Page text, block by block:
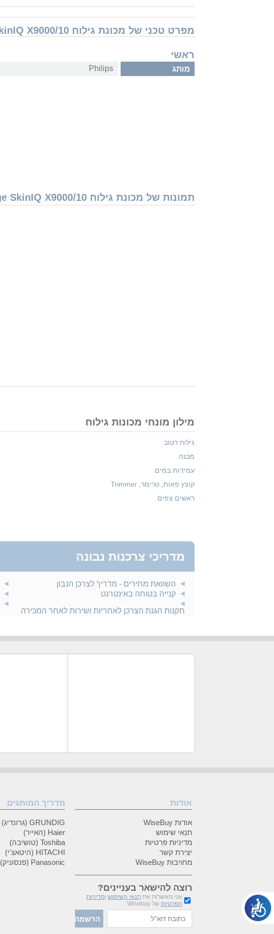
מפרט טכני של מכונת גילוח Philips i9000 Prestige SkinIQ X9000/10 פיליפס
ראשי
מותג Philips
תמונות של מכונת גילוח Philips i9000 Prestige SkinIQ X9000/10 פיליפס
מילון מונחי מכונות גילוח
גילוח רטוב
מבנה
עמידות במים
קוצץ פאות, טרימר, Trimmer
ראשים צפים
מדריכי צרכנות נבונה
השוואת מחירים - מדריך לצרכן הנבון
קנייה בטוחה באינטרנט
תקנות הגנת הצרכן לאחריות ושירות לאחר המכירה
אודות
אודות WiseBuy
תנאי שימוש
מדיניות פרטיות
יצירת קשר
מחויבות WiseBuy
רוצה להישאר בעניינים?
אני מאשר/ת את תנאי השימוש ומדיניות
הפרטיות של Wisebuy
מדריך המותגים
GRUNDIG (גרונדיג)
Haier (האייר)
Toshiba (טושיבה)
HITACHI (היטאצ'י)
Panasonic (פנסוניק)